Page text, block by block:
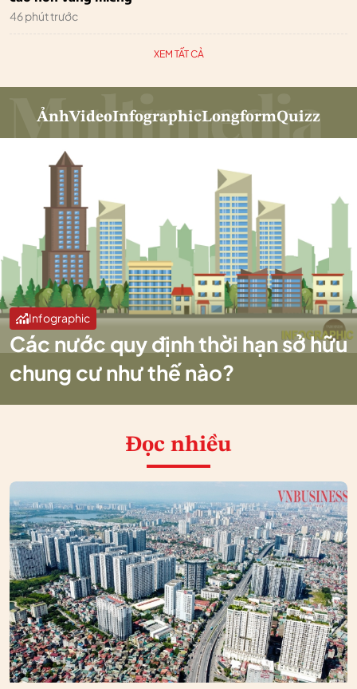
46 phút trước
XEM TẤT CẢ
ẢnhVideoInfographicLongformQuizz
Infographic
Các nước quy định thời hạn sở hữu
chung cư như thế nào?
Đọc nhiều